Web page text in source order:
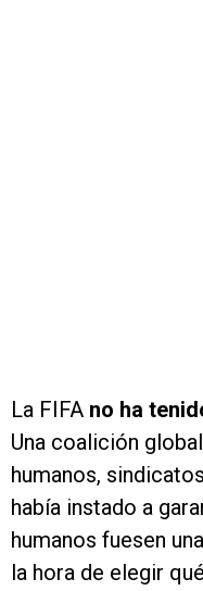
La FIFA no ha
Una coalición
humanos,
había instado a
humanos fuesen
la hora de elegir